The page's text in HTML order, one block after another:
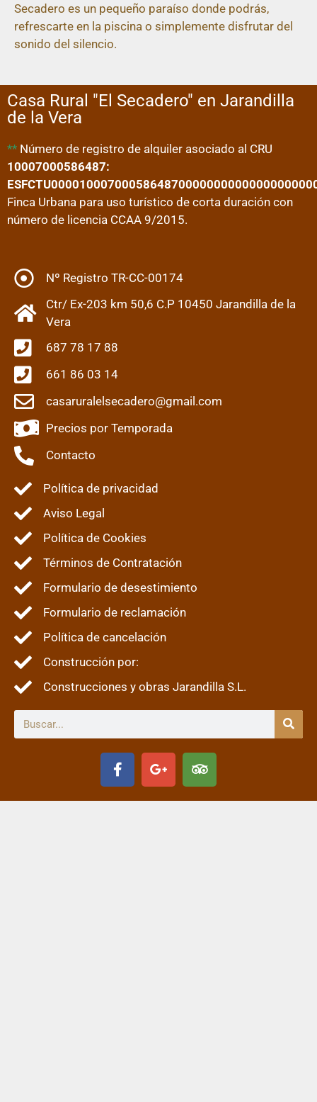
Secadero es un pequeño paraíso donde podrás,
refrescarte en la piscina o simplemente disfrutar del
sonido del silencio.
Casa Rural "El Secadero" en Jarandilla
de la Vera
** Número de registro de alquiler asociado al CRU
10007000586487:
Finca Urbana para uso turístico de corta duración con
número de licencia CCAA 9/2015.
Nº Registro TR-CC-00174
Ctr/ Ex-203 km 50,6 C.P 10450 Jarandilla de la
Vera
687 78 17 88
661 86 03 14
casaruralelsecadero@gmail.com
Precios por Temporada
Contacto
Política de privacidad
Aviso Legal
Política de Cookies
Términos de Contratación
Formulario de desestimiento
Formulario de reclamación
Política de cancelación
Construcción por:
Construcciones y obras Jarandilla S.L.